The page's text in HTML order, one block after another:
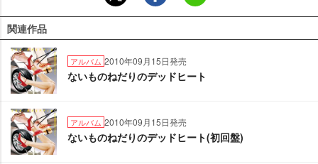
関連作品
アルバム 2010年09月15日発売
ないものねだりのデッドヒート
アルバム 2010年09月15日発売
ないものねだりのデッドヒート(初回盤)